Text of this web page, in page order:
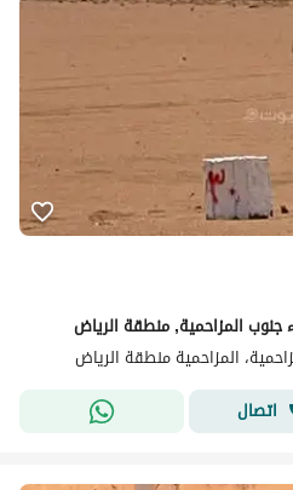
جنوب المزاحمية, منطقة الرياض
اتصال